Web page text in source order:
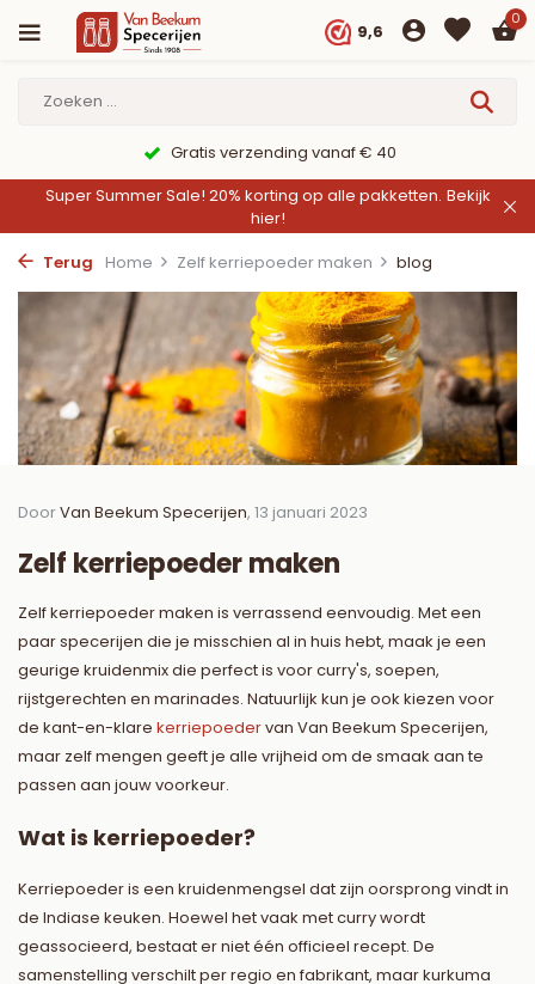
9,6
0
9,6/10 Webwinkelkeur ✔
Super Summer Sale! 20% korting op alle pakketten. Bekijk
hier!
Terug
Home Zelf kerriepoeder maken blog
DoorVan Beekum Specerijen, 13 januari 2023
Zelf kerriepoeder maken
Zelf kerriepoeder maken is verrassend eenvoudig. Met een
paar specerijen die je misschien al in huis hebt, maak je een
geurige kruidenmix die perfect is voor curry's, soepen,
rijstgerechten en marinades. Natuurlijk kun je ook kiezen voor
de kant-en-klare kerriepoedervan Van Beekum Specerijen,
maar zelf mengen geeft je alle vrijheid om de smaak aan te
passen aan jouw voorkeur.
Wat is kerriepoeder?
Kerriepoeder is een kruidenmengsel dat zijn oorsprong vindt in
de Indiase keuken. Hoewel het vaak met curry wordt
geassocieerd, bestaat er niet één officieel recept. De
samenstelling verschilt per regio en fabrikant, maar kurkuma